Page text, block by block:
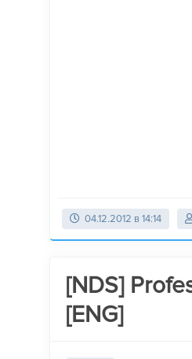
04.12.2012 в 14:14
[NDS]
[ENG]